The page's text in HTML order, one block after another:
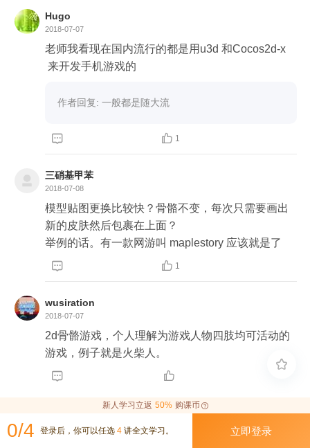
Hugo
2018-07-07
老师我看现在国内流行的都是用u3d 和Cocos2d-x
作者回复: 一般都是随大流
  1
三硝基甲苯
2018-07-08
模型贴图更换比较快？骨骼不变，每次只需要画出
新的皮肤然后包裹在上面？
举例的话。有一款网游叫 maplestory 应该就是了
  1
wusiration
2018-07-07
2d骨骼游戏，个人理解为游戏人物四肢均可活动的
游戏，例子就是火柴人。
 
新人学习立返 50% 购课币
0/4 登录后，你可以任选 4 讲全文学习。 立即登录
